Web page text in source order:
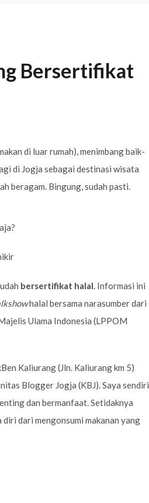
Bersertifikat
di luar rumah), menimbang baik-
di Jogja sebagai destinasi wisata
beragam. Bingung, sudah pasti.
bersertifikat halal. Informasi ini
halal bersama narasumber dari
Ulama Indonesia (LPPOM
Kaliurang (Jln. Kaliurang km 5)
Blogger Jogja (KBJ). Saya sendiri
dan bermanfaat. Setidaknya
dari mengonsumi makanan yang